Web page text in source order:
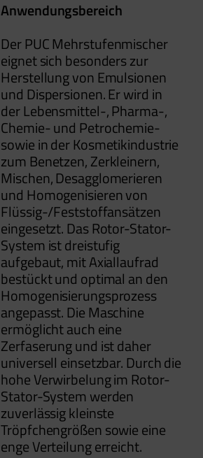
Anwendungsbereich
Der PUC Mehrstufenmischer
eignet sich besonders zur
Herstellung von Emulsionen
und Dispersionen. Er wird in
der Lebensmittel-, Pharma-,
Chemie- und Petrochemie-
sowie in der Kosmetikindustrie
zum Benetzen, Zerkleinern,
Mischen, Desagglomerieren
und Homogenisieren von
Flüssig-/Feststoffansätzen
eingesetzt. Das Rotor-Stator-
System ist dreistufig
aufgebaut, mit Axiallaufrad
bestückt und optimal an den
Homogenisierungsprozess
angepasst. Die Maschine
ermöglicht auch eine
Zerfaserung und ist daher
universell einsetzbar. Durch die
hohe Verwirbelung im Rotor-
Stator-System werden
zuverlässig kleinste
Tröpfchengrößen sowie eine
enge Verteilung erreicht.